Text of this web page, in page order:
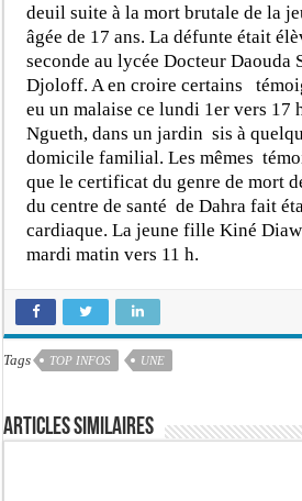
deuil suite à la mort brutale de la
âgée de 17 ans. La défunte était
seconde au lycée Docteur Daouda
Djoloff. A en croire certains
eu un malaise ce lundi 1er vers 17
Ngueth, dans un jardin sis à
domicile familial. Les mêmes
que le certificat du genre de mort
du centre de santé de Dahra fait
cardiaque. La jeune fille Kiné
mardi matin vers 11 h.
Tags TOP INFOS UNE
Articles similaires